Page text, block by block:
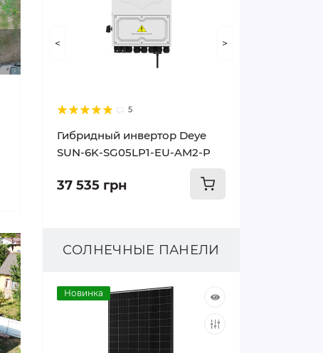
5
Гибридный инвертор Deye
SUN-6K-SG05LP1-EU-AM2-P
37 535 грн
< >
СОЛНЕЧНЫЕ ПАНЕЛИ
Новинка